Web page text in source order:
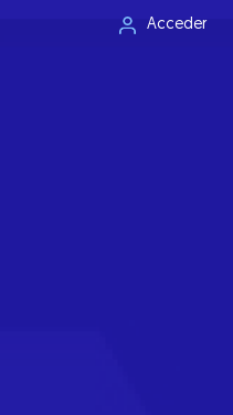
Acceder